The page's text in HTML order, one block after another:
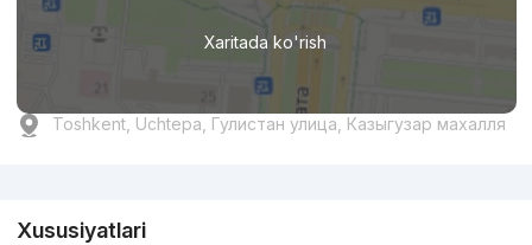
Xaritada ko'rish
Toshkent, Uchtepa, Гулистан улица, Казыгузар махалля
Xususiyatlari